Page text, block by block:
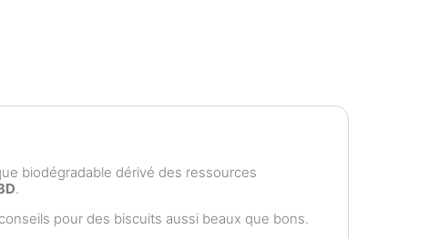
biodégradable dérivé des ressources
.
pour des biscuits aussi beaux que bons.